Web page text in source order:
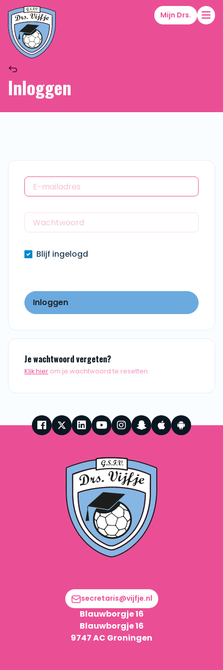
Mijn Drs.
Inloggen
Blijf ingelogd
Inloggen
Je wachtwoord vergeten?
Klik hier om je wachtwoord te resetten.
secretaris@vijfje.nl
Blauwborgje 16
Blauwborgje 16
9747 AC Groningen